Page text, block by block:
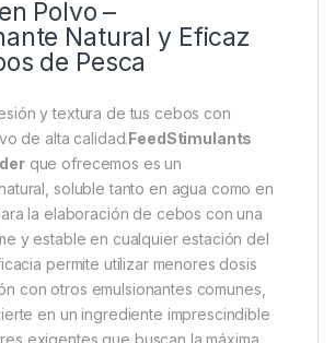
Specification
Polvo –
Natural y Eficaz
de Pesca